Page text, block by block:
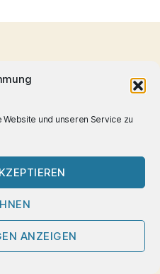
und unseren Service zu
ANZEIGEN